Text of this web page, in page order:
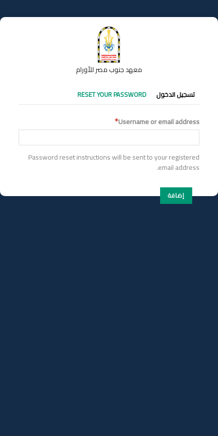
إلى
المحتوى
معهد جنوب مصر للأورام
التبويبات
الأساسية
تسجيل الدخول RESET YOUR PASSWORD
Username or email address
Password reset instructions will be sent to your registered
email address.